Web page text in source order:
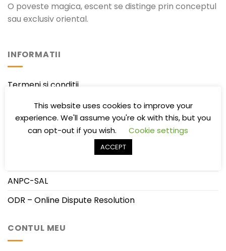
O poveste magica, escent se distinge prin conceptul
sau exclusiv oriental.
INFORMATII
Termeni si conditii
Politica de confidentialitate
Politica de Livrare/Retur
ANPC-SAL
ODR – Online Dispute Resolution
CONTUL MEU
This website uses cookies to improve your
experience. We'll assume you're ok with this, but you
can opt-out if you wish.
Cookie settings
ACCEPT